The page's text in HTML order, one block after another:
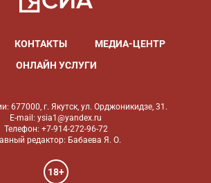
КОНТАКТЫ
МЕДИА-ЦЕНТР
ОНЛАЙН УСЛУГИ
677000, г. Якутск, ул. Орджоникидзе, 31.
E-mail: ysia1@yandex.ru
Телефон: +7-914-272-96-72
редактор: Бабаева Я. О.
18+